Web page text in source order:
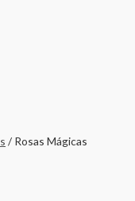
/ Rosas Mágicas